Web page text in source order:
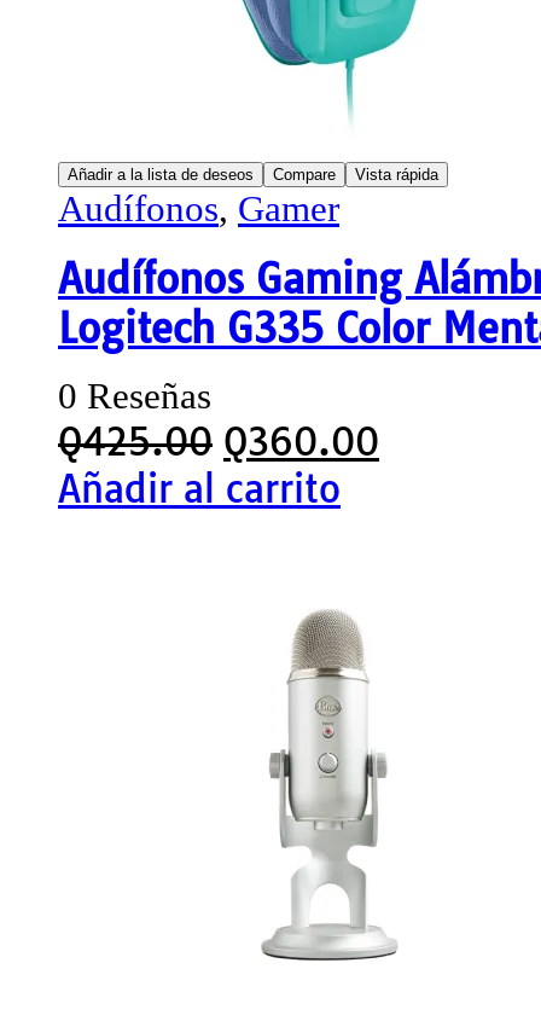
Añadir a la lista de deseos Compare Vista rápida
Audífonos, Gamer
Audífonos Gaming
Logitech G335 Color
0 Reseñas
Q425.00 Q360.00
Añadir al carrito